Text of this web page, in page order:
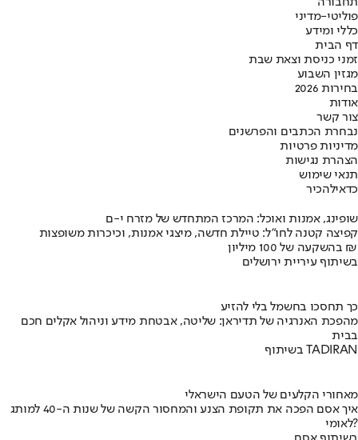
פוליטי-מדיני
כללי ומידע
דף הבית
זמני כניסת וצאת שבת
מגזין השבוע
בחירות 2026
אודות
צור קשר
נבחרת הכתבים והפרשנים
מדיניות פרטיות
הצהרת נגישות
תנאי שימוש
כדאילהכיר
שופינג, אמנות ואוכל: המרכז המתחדש של מזרח י-ם
קפיצה קטנה לחו"ל: טיילת חדשה, מיצגי אמנות, וכיכרות משופצות
בהשקעה של 100 מיליון ₪
בשיתוף עיריית ירושלים
כך תחסכו בחשמל בלי להזיע
מהפכת האנרגיה של תדיראן: שליטה, אבטחת מידע וניהול אקלים חכם
בבית
בשיתוף TADIRAN
מאחורי הקלעים של הטעם הישראלי
איך אסם הפכה את תקופת הצנע והמחסור הקשה של שנות ה-40 למותג
לאומי?